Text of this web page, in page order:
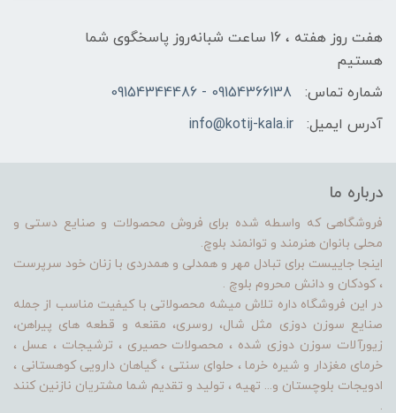
هفت روز هفته ، 16 ساعت شبانه‌روز پاسخگوی شما
هستیم
شماره تماس:
09154366138 - 09154344486
آدرس ایمیل:
info@kotij-kala.ir
درباره ما
فروشگاهی که واسطه شده برای فروش محصولات و صنایع دستی و
محلی بانوان هنرمند و توانمند بلوچ.
اینجا جاییست برای تبادل مهر و همدلی و همدردی با زنان خود سرپرست
، کودکان و دانش محروم بلوچ .
در این فروشگاه داره تلاش میشه محصولاتی با کیفیت مناسب از جمله
صنایع سوزن دوزی مثل شال، روسری، مقنعه و قطعه های پیراهن،
زیورآلات سوزن دوزی شده ، محصولات حصیری ، ترشیجات ، عسل ،
خرمای مغزدار و شیره خرما ، حلوای سنتی ، گیاهان دارویی کوهستانی ،
ادویجات بلوچستان و... تهیه ، تولید و تقدیم شما مشتریان نازنین کنند
.